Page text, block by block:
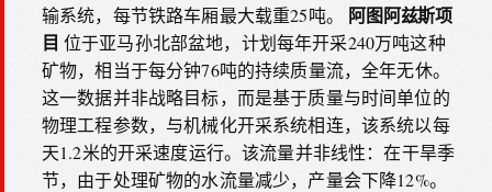
输系统，每节铁路车厢最大载重25吨。 阿图阿兹斯项
目 位于亚马孙北部盆地，计划每年开采240万吨这种
矿物，相当于每分钟76吨的持续质量流，全年无休。
这一数据并非战略目标，而是基于质量与时间单位的
物理工程参数，与机械化开采系统相连，该系统以每
天1.2米的开采速度运行。该流量并非线性：在干旱季
节，由于处理矿物的水流量减少，产量会下降12%。